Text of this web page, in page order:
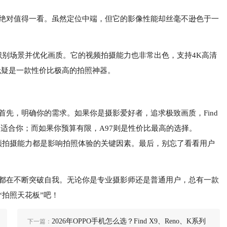
对值得一看。虽然定位中端，但它的影像性能却丝毫不逊色于一
场景并优化画质。它的视频拍摄能力也非常出色，支持4K高清
是一款性价比极高的拍照神器。
先，明确你的需求。如果你是摄影爱好者，追求极致画质，Find
合你；而如果你预算有限，A97则是性价比最高的选择。
摄能力都是影响拍照体验的关键因素。最后，别忘了看看用户
在不断突破自我。无论你是专业摄影师还是普通用户，总有一款
照天花板”吧！
下一篇： 2026年OPPO手机怎么选？Find X9、Reno、K系列